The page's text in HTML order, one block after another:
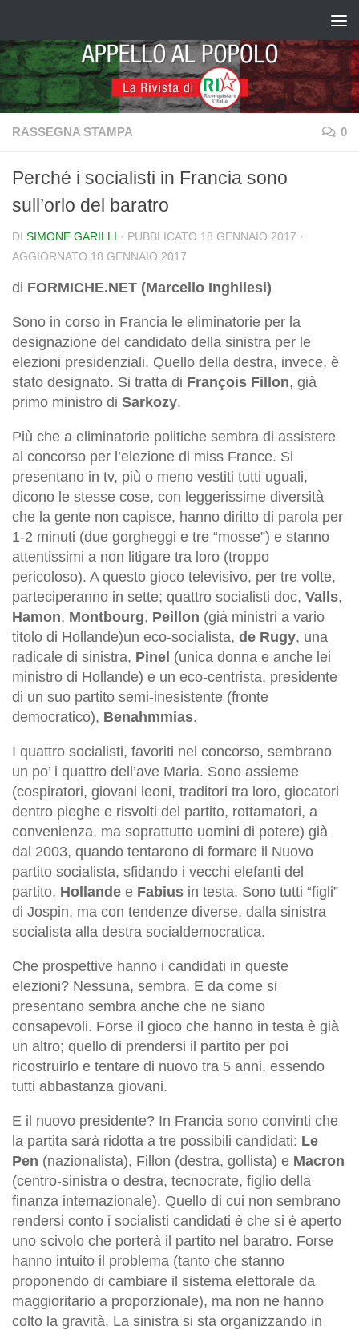
RASSEGNA STAMPA 0
Perché i socialisti in Francia sono
sull’orlo del baratro
DI SIMONE GARILLI · PUBBLICATO 18 GENNAIO 2017 ·
AGGIORNATO 18 GENNAIO 2017
di FORMICHE.NET (Marcello Inghilesi)
Sono in corso in Francia le eliminatorie per la
designazione del candidato della sinistra per le
elezioni presidenziali. Quello della destra, invece, è
stato designato. Si tratta di François Fillon, già
primo ministro di Sarkozy.
Più che a eliminatorie politiche sembra di assistere
al concorso per l’elezione di miss France. Si
presentano in tv, più o meno vestiti tutti uguali,
dicono le stesse cose, con leggerissime diversità
che la gente non capisce, hanno diritto di parola per
1-2 minuti (due gorgheggi e tre “mosse”) e stanno
attentissimi a non litigare tra loro (troppo
pericoloso). A questo gioco televisivo, per tre volte,
parteciperanno in sette; quattro socialisti doc, Valls,
Hamon, Montbourg, Peillon (già ministri a vario
titolo di Hollande)un eco-socialista, de Rugy, una
radicale di sinistra, Pinel (unica donna e anche lei
ministro di Hollande) e un eco-centrista, presidente
di un suo partito semi-inesistente (fronte
democratico), Benahmmias.
I quattro socialisti, favoriti nel concorso, sembrano
un po’ i quattro dell’ave Maria. Sono assieme
(cospiratori, giovani leoni, traditori tra loro, giocatori
dentro pieghe e risvolti del partito, rottamatori, a
convenienza, ma soprattutto uomini di potere) già
dal 2003, quando tentarono di formare il Nuovo
partito socialista, sfidando i vecchi elefanti del
partito, Hollande e Fabius in testa. Sono tutti “figli”
di Jospin, ma con tendenze diverse, dalla sinistra
socialista alla destra socialdemocratica.
Che prospettive hanno i candidati in queste
elezioni? Nessuna, sembra. E da come si
presentano sembra anche che ne siano
consapevoli. Forse il gioco che hanno in testa è già
un altro; quello di prendersi il partito per poi
ricostruirlo e tentare di nuovo tra 5 anni, essendo
tutti abbastanza giovani.
E il nuovo presidente? In Francia sono convinti che
la partita sarà ridotta a tre possibili candidati: Le
Pen (nazionalista), Fillon (destra, gollista) e Macron
(centro-sinistra o destra, tecnocrate, figlio della
finanza internazionale). Quello di cui non sembrano
rendersi conto i socialisti candidati è che si è aperto
uno scivolo che porterà il partito nel baratro. Forse
hanno intuito il problema (tanto che stanno
proponendo di cambiare il sistema elettorale da
maggioritario a proporzionale), ma non ne hanno
colto la gravità. La sinistra si sta organizzando in